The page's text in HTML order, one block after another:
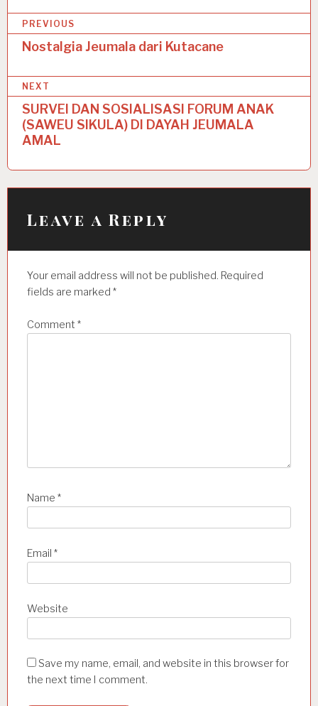
o
s
t
n
a
v
i
t
PREVIOUS
Nostalgia Jeumala dari Kutacane
NEXT
SURVEI DAN SOSIALISASI FORUM ANAK
(SAWEU SIKULA) DI DAYAH JEUMALA
AMAL
Leave a Reply
Your email address will not be published. Required
fields are marked *
Comment *
Name *
Email *
Website
Save my name, email, and website in this browser for
the next time I comment.